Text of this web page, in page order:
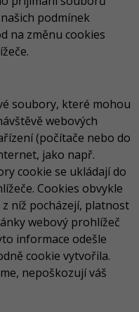
podmínek
na změnu cookies
soubory, které mohou
webových
(počítače nebo do
jako např.
cookie se ukládají do
Cookies obvykle
níž pocházejí, platnost
webový prohlížeč
informace odešle
cookie vytvořila.
nepoškozují váš